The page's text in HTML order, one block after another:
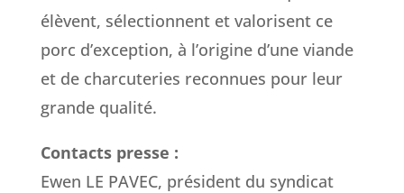
élèvent, sélectionnent et valorisent ce
porc d’exception, à l’origine d’une viande
et de charcuteries reconnues pour leur
grande qualité.
Contacts presse :
Ewen LE PAVEC, président du syndicat